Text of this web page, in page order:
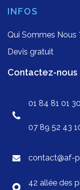
INFOS
Qui Sommes Nous
Devis gratuit
Contactez-nous
01 84 81 01 30
07 89 52 43
contact@af-
42 allée des